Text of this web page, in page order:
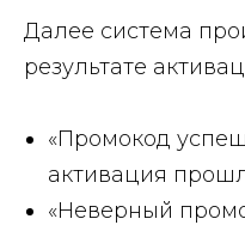
Далее система
результате
«Промокод
активация
«Неверный